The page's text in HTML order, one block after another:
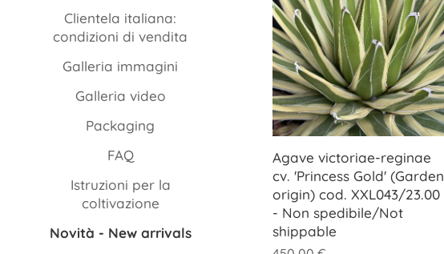
Clientela italiana:
condizioni di vendita
Galleria immagini
Galleria video
Packaging
FAQ
Istruzioni per la
coltivazione
Novità - New arrivals
Agave victoriae-reginae
cv. 'Princess Gold' (Garden
origin) cod. XXL043/23.00
- Non spedibile/Not
shippable